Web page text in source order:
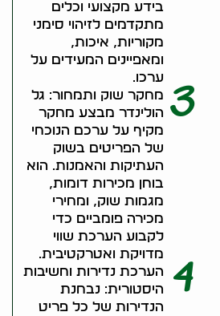
בידע מקצועי וכלים
מתקדמים לזיהוי סימני
מקוריות, איכות,
ומאפיינים המעידים על
ערכו.
3
מחקר שוק ותמחור: גל
הולינדר מבצע מחקר
מקיף על ערכם הנוכחי
של הפריטים בשוק
העתיקות והאמנות. הוא
בוחן מכירות דומות,
מגמות שוק, ומחירי
מכירה פומביים כדי
לקבוע הערכת שווי
מדויקת ואטרקטיבית.
4
הערכת נדירות וחשיבות
היסטורית: נבחנת
הנדירות של כל פריט